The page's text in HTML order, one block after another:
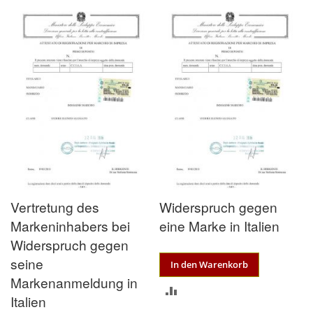
Vertretung des
Markeninhabers bei
Widerspruch gegen
seine
Markenanmeldung in
Italien
Widerspruch gegen
eine Marke in Italien
In den Warenkorb